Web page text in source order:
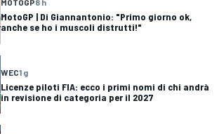
MOTOGP8 h
MotoGP | Di Giannantonio: "Primo giorno ok,
anche se ho i muscoli distrutti!"
WEC1 g
Licenze piloti FIA: ecco i primi nomi di chi andrà
in revisione di categoria per il 2027